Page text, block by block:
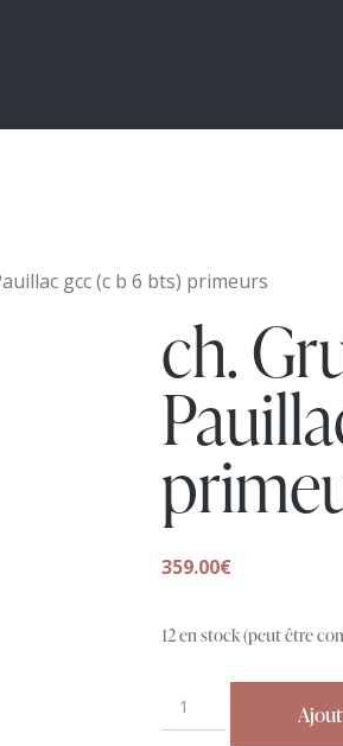
gcc (c b 6 bts) primeurs
ch.
359.00€
12 en stock (peut être
quantité
de